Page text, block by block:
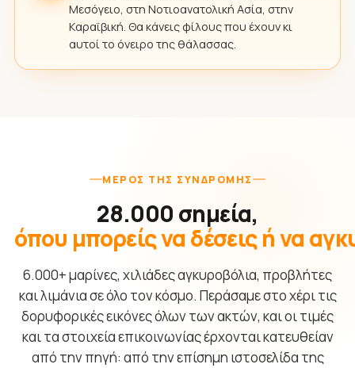
Μεσόγειο, στη Νοτιοανατολική Ασία, στην
Καραϊβική. Θα κάνεις φίλους που έχουν κι
αυτοί το όνειρο της θάλασσας.
ΜΈΡΟΣ ΤΗΣ ΣΥΝΔΡΟΜΉΣ
28.000 σημεία,
όπου μπορείς να δέσεις ή να
6.000+ μαρίνες, χιλιάδες αγκυροβόλια, προβλήτες
και λιμάνια σε όλο τον κόσμο. Περάσαμε στο χέρι τις
δορυφορικές εικόνες όλων των ακτών, και οι τιμές
και τα στοιχεία επικοινωνίας έρχονται κατευθείαν
από την πηγή: από την επίσημη ιστοσελίδα της